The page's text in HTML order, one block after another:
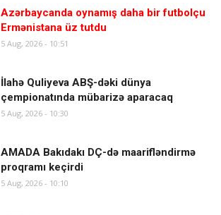
Azərbaycanda oynamış daha bir futbolçu
Ermənistana üz tutdu
5 Aug, 2026 - 10:51
İlahə Quliyeva ABŞ-dəki dünya
çempionatında mübarizə aparacaq
5 Aug, 2026 - 10:30
AMADA Bakıdakı DÇ-də maarifləndirmə
proqramı keçirdi
5 Aug, 2026 - 10:10